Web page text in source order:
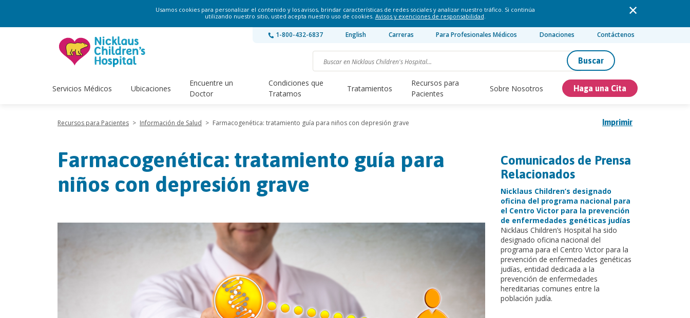
Usamos cookies para personalizar el contenido y los avisos, brindar características de redes sociales y analizar nuestro tráfico. Si continúa
utilizando nuestro sitio, usted acepta nuestro uso de cookies. Avisos y exenciones de responsabilidad.
1-800-432-6837 English Carreras Para Profesionales Médicos Donaciones Contáctenos
Buscar
Servicios Médicos Ubicaciones
Encuentre un
Doctor
Condiciones que
Tratamos
Tratamientos
Recursos para
Pacientes
Sobre Nosotros Haga una Cita
Imprimir
Recursos para Pacientes > Información de Salud > Farmacogenética: tratamiento guía para niños con depresión grave
Farmacogenética: tratamiento guía para
niños con depresión grave
Comunicados de Prensa
Relacionados
Nicklaus Children’s designado
oficina del programa nacional para
el Centro Victor para la prevención
de enfermedades genéticas judías
Nicklaus Children’s Hospital ha sido
designado oficina nacional del
programa para el Centro Victor para la
prevención de enfermedades genéticas
judías, entidad dedicada a la
prevención de enfermedades
hereditarias comunes entre la
población judía.